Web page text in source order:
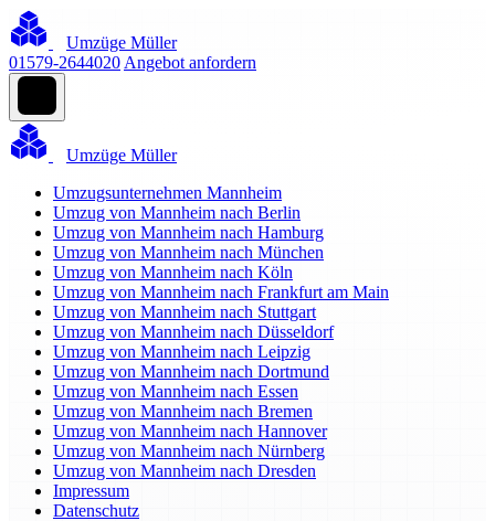
Umzüge Müller
01579-2644020 Angebot anfordern
Umzüge Müller
Umzugsunternehmen Mannheim
Umzug von Mannheim nach Berlin
Umzug von Mannheim nach Hamburg
Umzug von Mannheim nach München
Umzug von Mannheim nach Köln
Umzug von Mannheim nach Frankfurt am Main
Umzug von Mannheim nach Stuttgart
Umzug von Mannheim nach Düsseldorf
Umzug von Mannheim nach Leipzig
Umzug von Mannheim nach Dortmund
Umzug von Mannheim nach Essen
Umzug von Mannheim nach Bremen
Umzug von Mannheim nach Hannover
Umzug von Mannheim nach Nürnberg
Umzug von Mannheim nach Dresden
Impressum
Datenschutz